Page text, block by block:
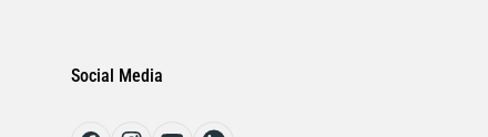
Social Media